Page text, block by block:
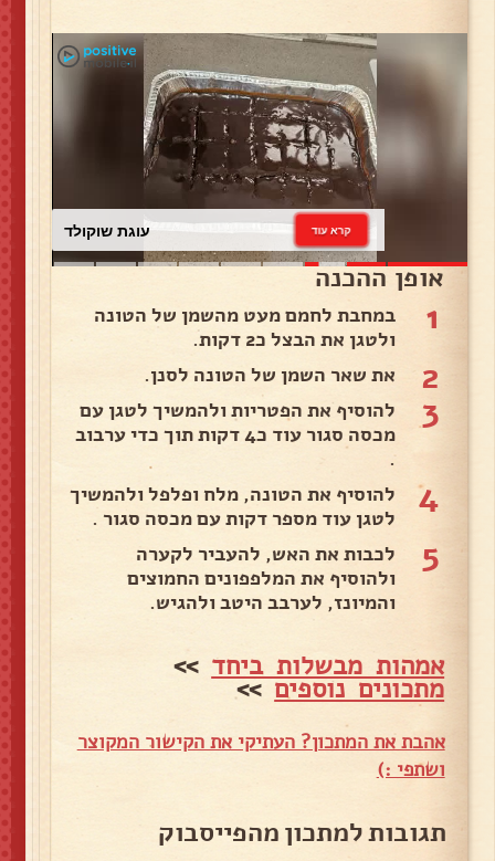
עוגת שוקולד קרא עוד
אופן ההכנה
1
במחבת לחמם מעט מהשמן של הטונה
ולטגן את הבצל כ2 דקות.
2 את שאר השמן של הטונה לסנן.
3
להוסיף את הפטריות ולהמשיך לטגן עם
מכסה סגור עוד כ4 דקות תוך כדי ערבוב
.
4
להוסיף את הטונה, מלח ופלפל ולהמשיך
לטגן עוד מספר דקות עם מכסה סגור .
5
לכבות את האש, להעביר לקערה
ולהוסיף את המלפפונים החמוצים
והמיונז, לערבב היטב ולהגיש.
אמהות מבשלות ביחד >>
מתכונים נוספים>>
אהבת את המתכון? העתיקי את הקישור המקוצר
ושתפי :)
תגובות למתכון מהפייסבוק